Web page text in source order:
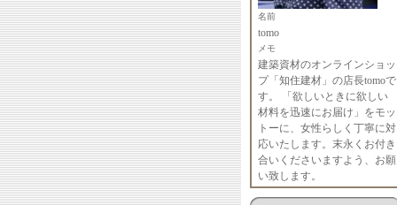
名前
tomo
メモ
建築資材のオンラインショッ
プ「知住建材」の店長tomoで
す。 「欲しいときに欲しい
材料を迅速にお届け」をモッ
トーに、女性らしく丁寧に対
応いたします。末永くお付き
合いくださいますよう、お願
い致します。